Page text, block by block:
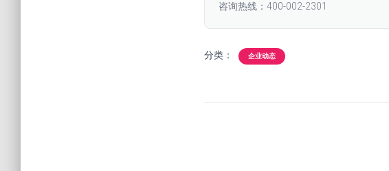
咨询热线：400-002-2301
分类： 企业动态